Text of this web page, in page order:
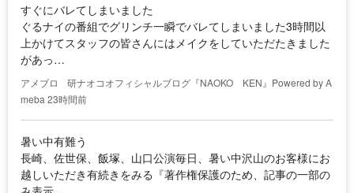
すぐにバレてしまいました
ぐるナイの番組でグリンチ一瞬でバレてしまいました3時間以
上かけてスタッフの皆さんにはメイクをしていただたきました
があっ…
アメブロ
研ナオコオフィシャルブログ『NAOKO KEN』Powered by A
meba 23時間前
暑い中有難う
長崎、佐世保、飯塚、山口公演毎日、暑い中沢山のお客様にお
越しいただき有続きをみる『著作権保護のため、記事の一部の